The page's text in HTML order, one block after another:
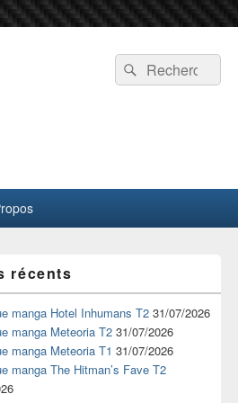
Recherche :
Rechercher
récents
manga Hotel Inhumans T2 31/07/2026
manga Meteoria T2 31/07/2026
manga Meteoria T1 31/07/2026
manga The Hitman’s Fave T2